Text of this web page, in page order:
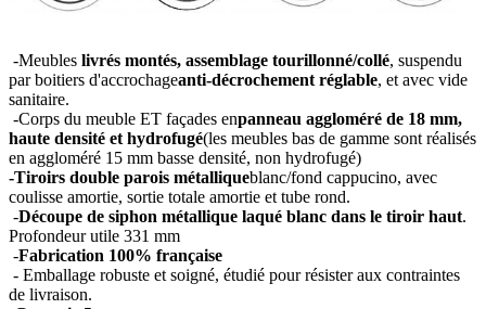
-Meubles livrés montés, assemblage tourillonné/collé, suspendu
par boitiers d'accrochageanti-décrochement réglable, et avec vide
sanitaire.
-Corps du meuble ET façades enpanneau aggloméré de 18 mm,
haute densité et hydrofugé(les meubles bas de gamme sont réalisés
en aggloméré 15 mm basse densité, non hydrofugé)
-Tiroirs double parois métalliqueblanc/fond cappucino, avec
coulisse amortie, sortie totale amortie et tube rond.
-Découpe de siphon métallique laqué blanc dans le tiroir haut.
Profondeur utile 331 mm
-Fabrication 100% française
- Emballage robuste et soigné, étudié pour résister aux contraintes
de livraison.